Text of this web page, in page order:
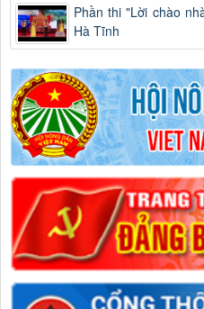
Phần thi "Lời chào
Hà Tĩnh